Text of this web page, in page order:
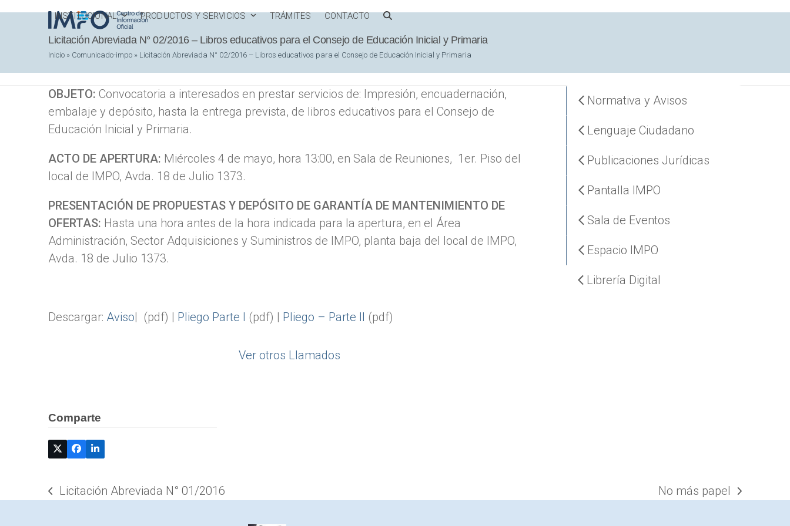
INSTITUCIONAL PRODUCTOS Y SERVICIOS TRÁMITES CONTACTO
Licitación Abreviada N° 02/2016 – Libros educativos para el Consejo de Educación Inicial y Primaria
Inicio » Comunicado-impo » Licitación Abreviada N° 02/2016 – Libros educativos para el Consejo de Educación Inicial y Primaria
OBJETO: Convocatoria a interesados en prestar servicios de: Impresión, encuadernación,
embalaje y depósito, hasta la entrega prevista, de libros educativos para el Consejo de
Educación Inicial y Primaria.
ACTO DE APERTURA: Miércoles 4 de mayo, hora 13:00, en Sala de Reuniones, 1er. Piso del
local de IMPO, Avda. 18 de Julio 1373.
PRESENTACIÓN DE PROPUESTAS Y DEPÓSITO DE GARANTÍA DE MANTENIMIENTO DE
OFERTAS: Hasta una hora antes de la hora indicada para la apertura, en el Área
Administración, Sector Adquisiciones y Suministros de IMPO, planta baja del local de IMPO,
Avda. 18 de Julio 1373.
Descargar: Aviso| (pdf) | Pliego Parte I (pdf) | Pliego – Parte II (pdf)
Ver otros Llamados
Comparte
Normativa y Avisos
Lenguaje Ciudadano
Publicaciones Jurídicas
Pantalla IMPO
Sala de Eventos
Espacio IMPO
Librería Digital
previous
Licitación Abreviada N° 01/2016
next
No más papel